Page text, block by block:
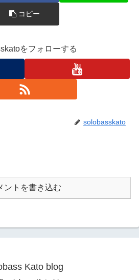
コピー
をフォローする
solobasskato
ントを書き込む
Kato blog